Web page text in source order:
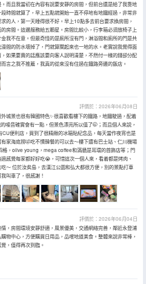
而且我當初在內容有說要安靜的房間，但前台還是給了我靠地
時間就算了，早上五點就開始一直不停地有地鐵經過，非常非
的人，第一天睡得很不好。早上10點多去前台要求換房間，
房間。這邊服務給五顆星。房間比較小，行李箱必須放椅子上
我不在意。但最奇怪的是廁所沒有門，淋浴間和廁所的門是共
間的防水壞掉了，門就算關起來也一地的水。老實說我覺得面
如果要賣的話應該要向客人說明清楚，不然付一樣的錢卻分配
言之我不推薦，我真的從來沒有住過在鐵路旁邊的飯店。
評價於：2026年06月08日
城景也很有韓國特色✨很喜歡看樓下的鐵路，地鐵駛過，配着
噪音確實會有一點，但景色漂亮所以值了🤭；而且個人來説，
CU便利店，買到了很精緻的冰箱貼紀念品，每天當作夜宵也是
家海底撈🤣吃不慣韓餐的可以去～樓下還有巴士站、仁川機場
格，olive young，mega coffee和滿牆是耳環的首飾店等；門
感覺每家都好好吃😭，可惜這次一個人來，看着都是烤肉、
～ 位於汝矣島，去漢江公園和弘大都很方便，別的景點打車
叫車了，很感謝！
評價於：2026年06月04日
，房間環境安靜舒適，風景優美，交通網絡完善，鄰近永登浦
物中心，方便購買日用品，品嚐地道美食。整體來說非常棒，
，值得再次到臨。